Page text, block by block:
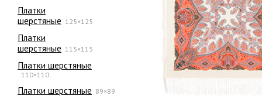
Платки
шерстяные 125×125
Платки
шерстяные 115×115
Платки шерстяные
110×110
Платки шерстяные 89×89